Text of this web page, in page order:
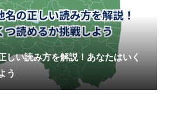
しい読み方を解説！あなたはいく
う